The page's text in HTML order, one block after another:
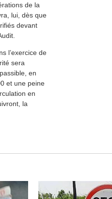
de la
lui, dès que
devant
l’exercice de
sera
en
et une peine
en
la